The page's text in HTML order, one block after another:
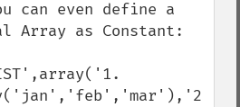
can even define a
Array as Constant: